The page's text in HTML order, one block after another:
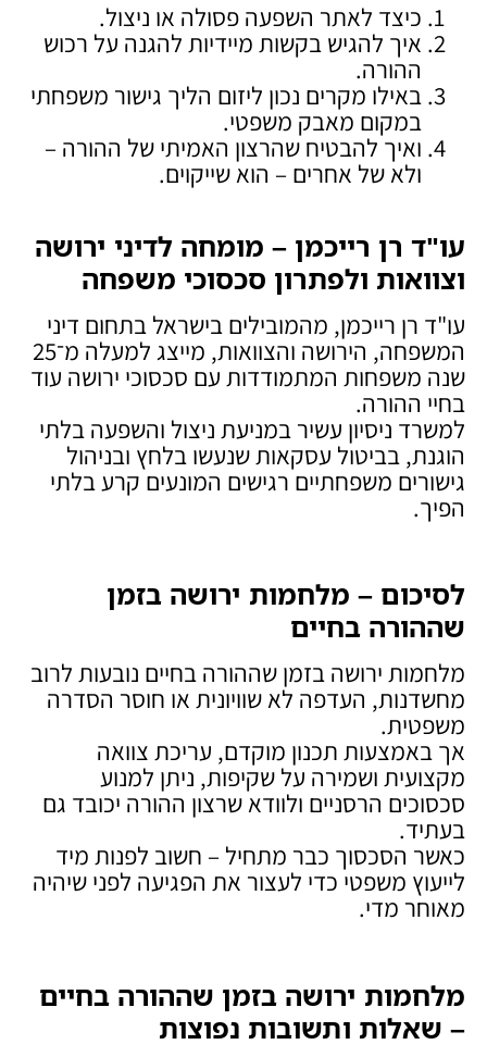
כיצד לאתר השפעה פסולה או ניצול.
איך להגיש בקשות מיידיות להגנה על רכוש
ההורה.
באילו מקרים נכון ליזום הליך גישור משפחתי
במקום מאבק משפטי.
ואיך להבטיח שהרצון האמיתי של ההורה –
ולא של אחרים – הוא שייקוים.
עו"ד רן רייכמן – מומחה לדיני ירושה
וצוואות ולפתרון סכסוכי משפחה
עו"ד רן רייכמן, מהמובילים בישראל בתחום דיני
המשפחה, הירושה והצוואות, מייצג למעלה מ־25
שנה משפחות המתמודדות עם סכסוכי ירושה עוד
בחיי ההורה.
למשרד ניסיון עשיר במניעת ניצול והשפעה בלתי
הוגנת, בביטול עסקאות שנעשו בלחץ ובניהול
גישורים משפחתיים רגישים המונעים קרע בלתי
הפיך.
לסיכום – מלחמות ירושה בזמן
שההורה בחיים
מלחמות ירושה בזמן שההורה בחיים נובעות לרוב
מחשדנות, העדפה לא שוויונית או חוסר הסדרה
משפטית.
אך באמצעות תכנון מוקדם, עריכת צוואה
מקצועית ושמירה על שקיפות, ניתן למנוע
סכסוכים הרסניים ולוודא שרצון ההורה יכובד גם
בעתיד.
כאשר הסכסוך כבר מתחיל – חשוב לפנות מיד
לייעוץ משפטי כדי לעצור את הפגיעה לפני שיהיה
מאוחר מדי.
מלחמות ירושה בזמן שההורה בחיים
– שאלות ותשובות נפוצות